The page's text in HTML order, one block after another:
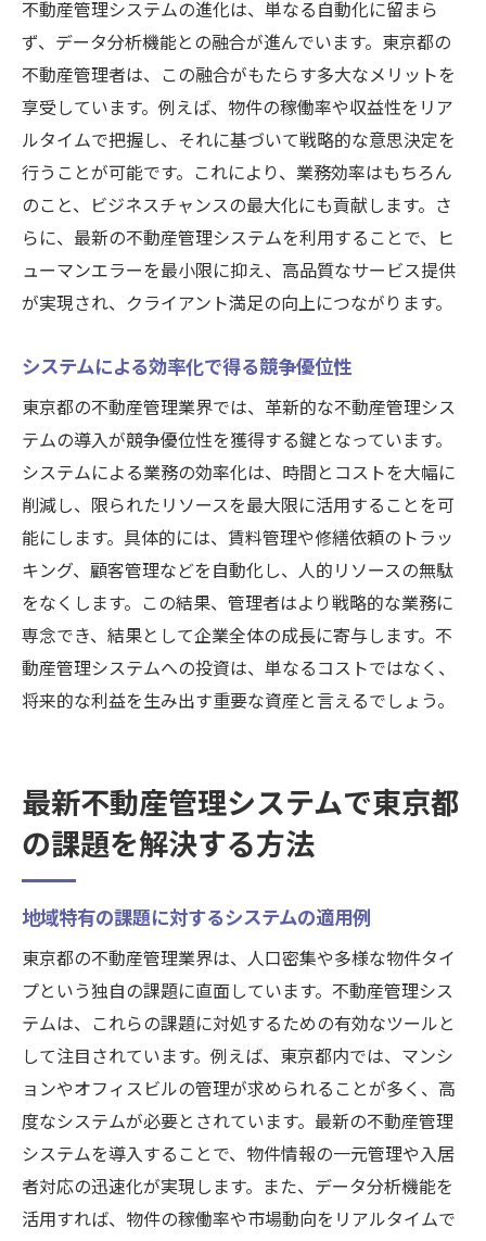
不動産管理システムの進化は、単なる自動化に留まら
ず、データ分析機能との融合が進んでいます。東京都の
不動産管理者は、この融合がもたらす多大なメリットを
享受しています。例えば、物件の稼働率や収益性をリア
ルタイムで把握し、それに基づいて戦略的な意思決定を
行うことが可能です。これにより、業務効率はもちろん
のこと、ビジネスチャンスの最大化にも貢献します。さ
らに、最新の不動産管理システムを利用することで、ヒ
ューマンエラーを最小限に抑え、高品質なサービス提供
が実現され、クライアント満足の向上につながります。
システムによる効率化で得る競争優位性
東京都の不動産管理業界では、革新的な不動産管理シス
テムの導入が競争優位性を獲得する鍵となっています。
システムによる業務の効率化は、時間とコストを大幅に
削減し、限られたリソースを最大限に活用することを可
能にします。具体的には、賃料管理や修繕依頼のトラッ
キング、顧客管理などを自動化し、人的リソースの無駄
をなくします。この結果、管理者はより戦略的な業務に
専念でき、結果として企業全体の成長に寄与します。不
動産管理システムへの投資は、単なるコストではなく、
将来的な利益を生み出す重要な資産と言えるでしょう。
最新不動産管理システムで東京都
の課題を解決する方法
地域特有の課題に対するシステムの適用例
東京都の不動産管理業界は、人口密集や多様な物件タイ
プという独自の課題に直面しています。不動産管理シス
テムは、これらの課題に対処するための有効なツールと
して注目されています。例えば、東京都内では、マンシ
ョンやオフィスビルの管理が求められることが多く、高
度なシステムが必要とされています。最新の不動産管理
システムを導入することで、物件情報の一元管理や入居
者対応の迅速化が実現します。また、データ分析機能を
活用すれば、物件の稼働率や市場動向をリアルタイムで